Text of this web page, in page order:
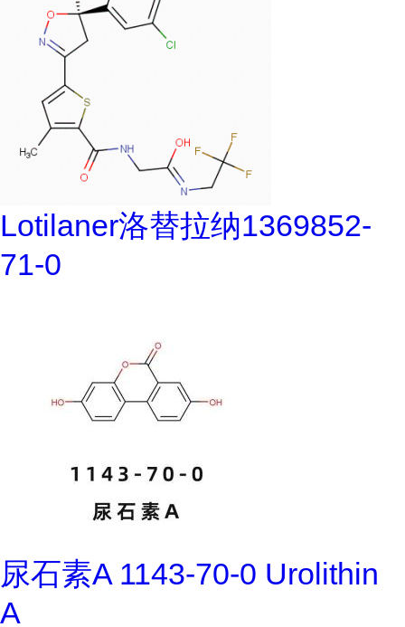
Lotilaner洛替拉纳1369852-
71-0
尿石素A 1143-70-0 Urolithin
A